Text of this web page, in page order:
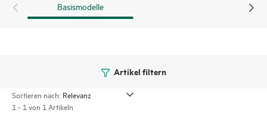
Basismodelle
Artikel filtern
Sortieren nach:
1 - 1 von 1 Artikeln